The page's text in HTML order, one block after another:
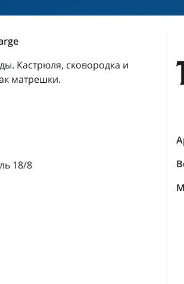
Кастрюля, сковородка и
матрешки.
18/8